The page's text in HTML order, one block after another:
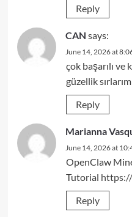
Reply
CAN says:
June 14, 2026 at
çok başarılı
güzellik
Reply
Marianna
June 14, 2026 at
OpenClaw
Tutorial
Reply